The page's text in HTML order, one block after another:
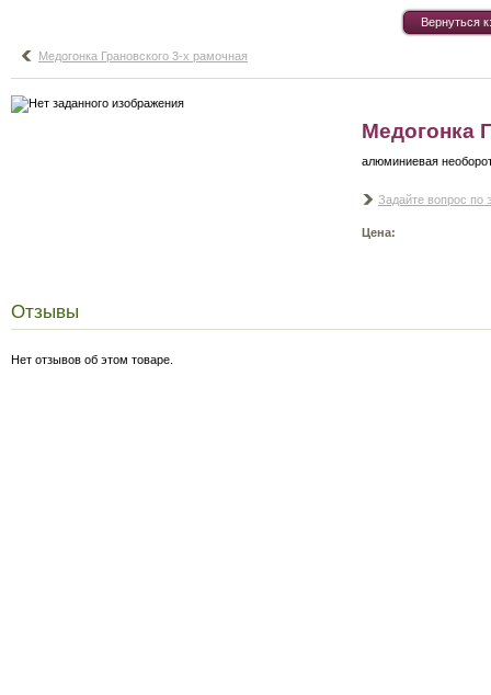
Вернуться
Медогонка Грановского 3-х рамочная
Медогонка
алюминиевая
Задайте вопрос по
Цена:
Отзывы
Нет отзывов об этом товаре.